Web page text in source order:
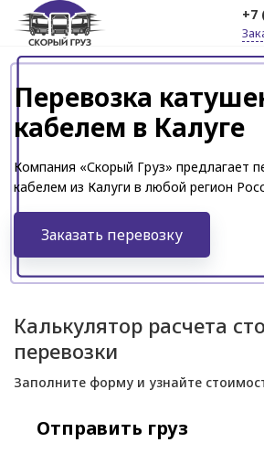
+7
Перевозка
кабелем в Калуге
Компания «Скорый Груз» предлагает
кабелем из Калуги в любой регион
Заказать перевозку
Калькулятор расчета
перевозки
Заполните форму и узнайте
Отправить груз